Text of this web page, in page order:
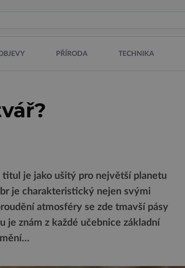
PŘÍRODA TECHNIKA
titul je jako ušitý pro největší planetu
je charakteristický nejen svými
atmosféry se zde tmavší pásy
je znám z každé učebnice základní
mění…